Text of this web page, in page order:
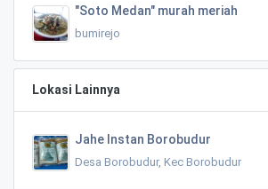
"Soto Medan" murah meriah
bumirejo
Lokasi Lainnya
Jahe Instan Borobudur
Desa Borobudur, Kec Borobudur